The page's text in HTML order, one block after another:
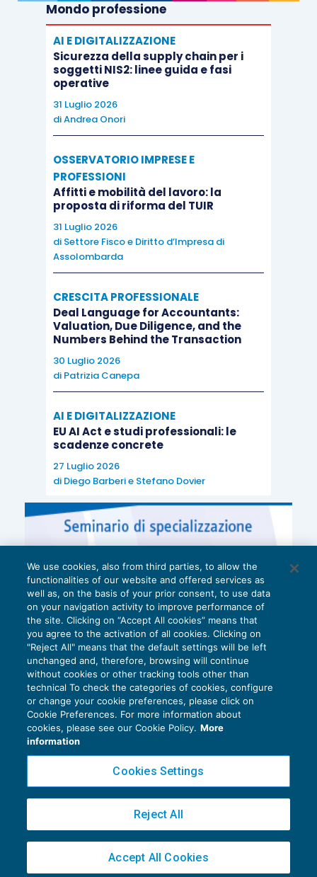
Mondo professione
AI E DIGITALIZZAZIONE
Sicurezza della supply chain per i
soggetti NIS2: linee guida e fasi
operative
31 Luglio 2026
diAndrea Onori
OSSERVATORIO IMPRESE E
PROFESSIONI
Affitti e mobilità del lavoro: la
proposta di riforma del TUIR
31 Luglio 2026
di Settore Fisco e Diritto d’Impresa di
Assolombarda
CRESCITA PROFESSIONALE
Deal Language for Accountants:
Valuation, Due Diligence, and the
Numbers Behind the Transaction
30 Luglio 2026
di Patrizia Canepa
AI E DIGITALIZZAZIONE
EU AI Act e studi professionali: le
scadenze concrete
27 Luglio 2026
di Diego Barberie Stefano Dovier
Privacy Policy
Cookie Policy
Copyright 2016 ©Gruppo Euroconference S.p.A.v2.32.4
Piazza Luigi Einaudi, 10N01 - 20124 Milano - info@ecnews.it
02776120236
We use cookies, also from third parties, to allow the
functionalities of our website and offered services as
well as, on the basis of your prior consent, to use data
on your navigation activity to improve performance of
the site. Clicking on “Accept All cookies” means that
you agree to the activation of all cookies. Clicking on
"Reject All" means that the default settings will be left
unchanged and, therefore, browsing will continue
without cookies or other tracking tools other than
technical To check the categories of cookies, configure
or change your cookie preferences, please click on
Cookie Preferences. For more information about
cookies, please see our Cookie Policy. More
information
Cookies Settings
Reject All
Accept All Cookies